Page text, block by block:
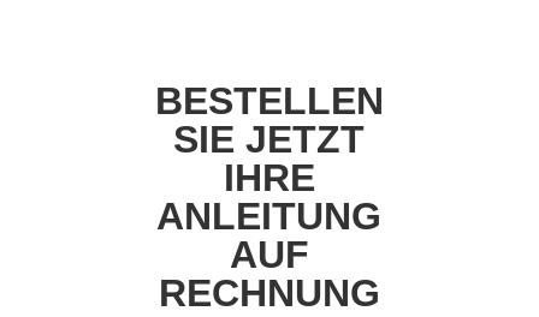
BESTELLEN
SIE JETZT
IHRE
ANLEITUNG
AUF
RECHNUNG